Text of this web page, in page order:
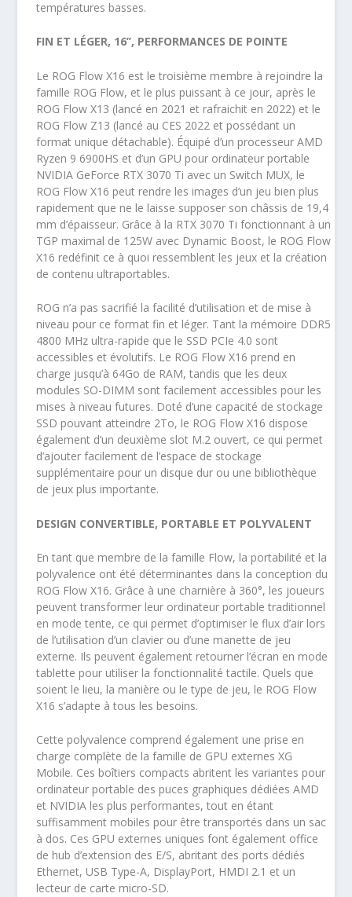
températures basses.
FIN ET LÉGER, 16’’, PERFORMANCES DE POINTE
Le ROG Flow X16 est le troisième membre à rejoindre la
famille ROG Flow, et le plus puissant à ce jour, après le
ROG Flow X13 (lancé en 2021 et rafraichit en 2022) et le
ROG Flow Z13 (lancé au CES 2022 et possédant un
format unique détachable). Équipé d’un processeur AMD
Ryzen 9 6900HS et d’un GPU pour ordinateur portable
NVIDIA GeForce RTX 3070 Ti avec un Switch MUX, le
ROG Flow X16 peut rendre les images d’un jeu bien plus
rapidement que ne le laisse supposer son châssis de 19,4
mm d’épaisseur. Grâce à la RTX 3070 Ti fonctionnant à un
TGP maximal de 125W avec Dynamic Boost, le ROG Flow
X16 redéfinit ce à quoi ressemblent les jeux et la création
de contenu ultraportables.
ROG n’a pas sacrifié la facilité d’utilisation et de mise à
niveau pour ce format fin et léger. Tant la mémoire DDR5
4800 MHz ultra-rapide que le SSD PCIe 4.0 sont
accessibles et évolutifs. Le ROG Flow X16 prend en
charge jusqu’à 64Go de RAM, tandis que les deux
modules SO-DIMM sont facilement accessibles pour les
mises à niveau futures. Doté d’une capacité de stockage
SSD pouvant atteindre 2To, le ROG Flow X16 dispose
également d’un deuxième slot M.2 ouvert, ce qui permet
d’ajouter facilement de l’espace de stockage
supplémentaire pour un disque dur ou une bibliothèque
de jeux plus importante.
DESIGN CONVERTIBLE, PORTABLE ET POLYVALENT
En tant que membre de la famille Flow, la portabilité et la
polyvalence ont été déterminantes dans la conception du
ROG Flow X16. Grâce à une charnière à 360°, les joueurs
peuvent transformer leur ordinateur portable traditionnel
en mode tente, ce qui permet d’optimiser le flux d’air lors
de l’utilisation d’un clavier ou d’une manette de jeu
externe. Ils peuvent également retourner l’écran en mode
tablette pour utiliser la fonctionnalité tactile. Quels que
soient le lieu, la manière ou le type de jeu, le ROG Flow
X16 s’adapte à tous les besoins.
Cette polyvalence comprend également une prise en
charge complète de la famille de GPU externes XG
Mobile. Ces boîtiers compacts abritent les variantes pour
ordinateur portable des puces graphiques dédiées AMD
et NVIDIA les plus performantes, tout en étant
suffisamment mobiles pour être transportés dans un sac
à dos. Ces GPU externes uniques font également office
de hub d’extension des E/S, abritant des ports dédiés
Ethernet, USB Type-A, DisplayPort, HMDI 2.1 et un
lecteur de carte micro-SD.